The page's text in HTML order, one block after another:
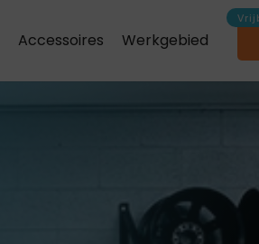
Accessoires Werkgebied